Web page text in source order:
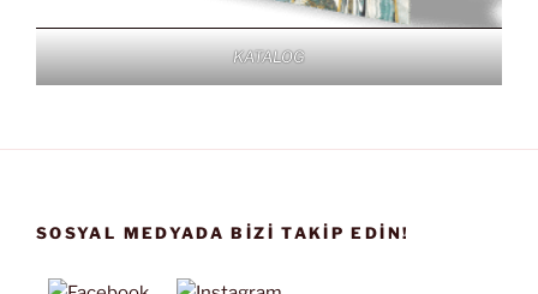
KATALOG
SOSYAL MEDYADA BIZI TAKIP EDIN!